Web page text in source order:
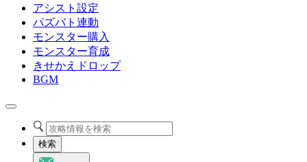
アシスト設定
パズバト連動
モンスター購入
モンスター育成
きせかえドロップ
BGM
検索